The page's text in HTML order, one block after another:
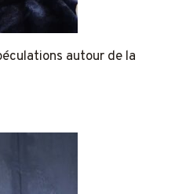
autour de la